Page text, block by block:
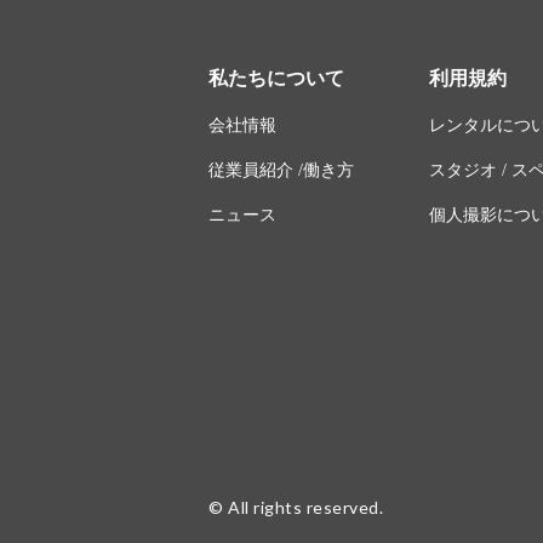
私たちについて
会社情報
従業員紹介 /働き方
ニュース
利用規約
レンタルにつ
スタジオ / ス
個人撮影につ
© All rights reserved.